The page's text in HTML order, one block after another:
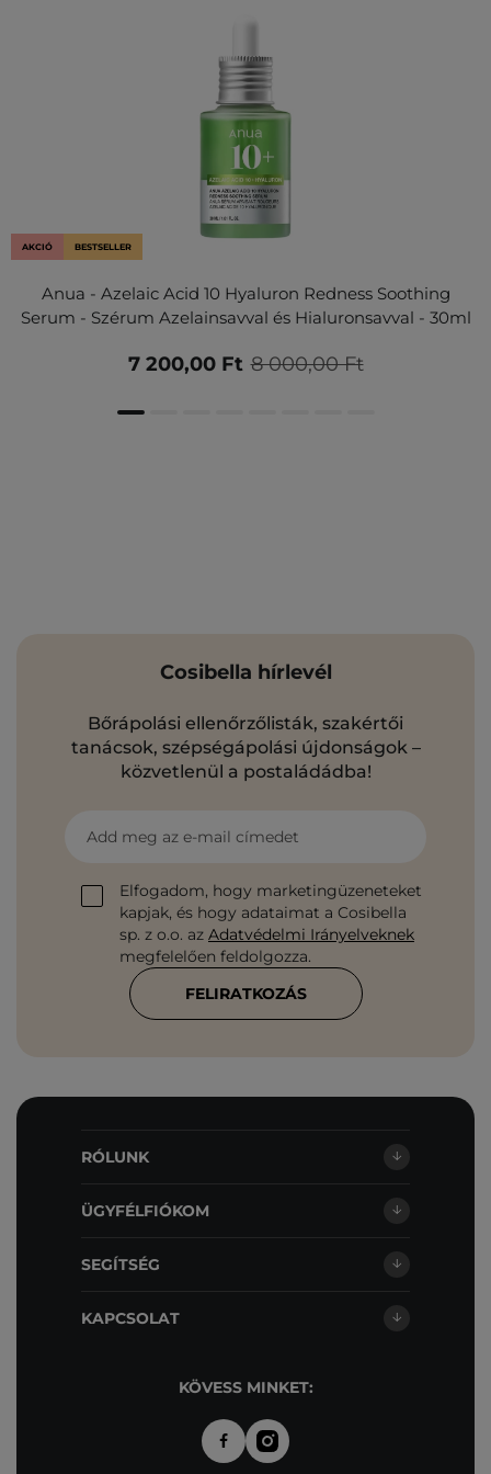
AKCIÓ BESTSELLER
Anua - Azelaic Acid 10 Hyaluron Redness Soothing
Serum - Szérum Azelainsavval és Hialuronsavval - 30ml
8 000,00 Ft
7 200,00 Ft
Cosibella hírlevél
Bőrápolási ellenőrzőlisták, szakértői
tanácsok, szépségápolási újdonságok –
közvetlenül a postaládádba!
Add meg az e-mail címedet
Elfogadom, hogy marketingüzeneteket
kapjak, és hogy adataimat a Cosibella
sp. z o.o. az Adatvédelmi Irányelveknek
megfelelően feldolgozza.
FELIRATKOZÁS
RÓLUNK
ÜGYFÉLFIÓKOM
SEGÍTSÉG
KAPCSOLAT
KÖVESS MINKET: